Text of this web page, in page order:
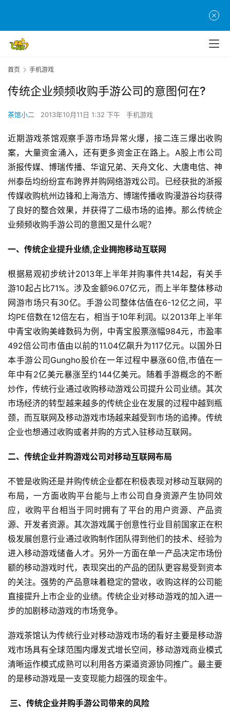
首
页
游
茶
原
创
游
戏
业
手
机
游
首页 手机游戏
传统企业频频收购手游公司的意图何在?
茶馆小二 2013年10月11日 1:32 下午 手机游戏
近期游戏茶馆观察手游市场异常火爆，接二连三爆出收购
案，大量资金涌入，还有更多资金正在路上。A股上市公司
浙报传媒、博瑞传播、华谊兄弟、天舟文化、大唐电信、神
州泰岳均纷纷宣布跨界并购网络游戏公司。已经获批的浙报
传媒收购杭州边锋和上海浩方、博瑞传播收购漫游谷均获得
了良好的整合效果，并获得了二级市场的追捧。那么传统企
业频频收购手游公司的意图又是什么呢？
一、传统企业提升业绩,企业拥抱移动互联网
根据易观初步统计2013年上半年并购事件共14起，有关手
游10起占比71%。涉及金额96.07亿元，而上半年整体移动
网游市场只有30亿。手游公司整体估值在6-12亿之间，平
均PE倍数在12倍左右，相当于10年利润。以2013年上半年
中青宝收购美峰数码为例，中青宝股票涨幅984元，市盈率
492倍公司市值由以前的11.04亿飙升为117亿元。以国外日
本手游公司Gungho股价在一年过程中暴涨60倍,市值在一
年中有2亿美元暴涨至约144亿美元。随着手游概念的不断
炒作，传统行业通过收购移动游戏公司提升公司业绩。其次
市场经济的转型越来越多的传统企业在发展的过程中越到瓶
颈，而互联网及移动游戏市场越来越受到市场的追捧。传统
企业也想通过收购或者并购的方式入驻移动互联网。
二、传统企业并购游戏公司对移动互联网布局
不管是收购还是并购传统企业都在积极表现对移动互联网的
布局，一方面收购平台能与上市公司自身资源产生协同效
应，收购平台相当于同时拥有了平台的用户资源、产品资
源、开发者资源。其次游戏属于创意性行业目前国家正在积
极发展创意行业通过收购制作团队得到他们的技术、经验为
进入移动游戏储备人才。另外一方面在单一产品决定市场份
额的移动游戏时代，表现突出的产品的团队更容易受到资本
的关注。强势的产品意味着稳定的营收，收购这样的公司能
直接提升上市企业的业绩。传统企业对移动游戏的加入进一
步的加剧移动游戏的市场竞争。
游戏茶馆认为传统行业对移动游戏市场的看好主要是移动游
戏市场具有全球范围内爆发式增长空间，移动游戏商业模式
清晰运作模式成熟可以利用各方渠道资源协同推广。最主要
的是移动游戏是一支变现能力超强的现金牛。
三、传统企业并购手游公司带来的风险